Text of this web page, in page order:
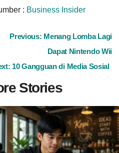
: Business Insider
Previous: Menang Lomba Lagi
Dapat Nintendo Wii
10 Gangguan di Media Sosial
Stories